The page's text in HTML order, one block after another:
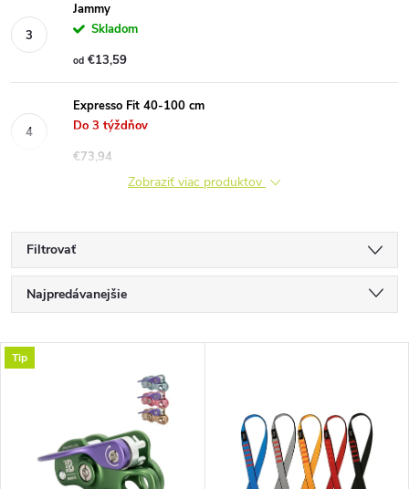
Jammy
Skladom
od €13,59
Expresso Fit 40-100 cm
Do 3 týždňov
€73,94
Zobraziť viac produktov
Filtrovať
R
a
Najpredávanejšie
Najdrahšie
V
Tip